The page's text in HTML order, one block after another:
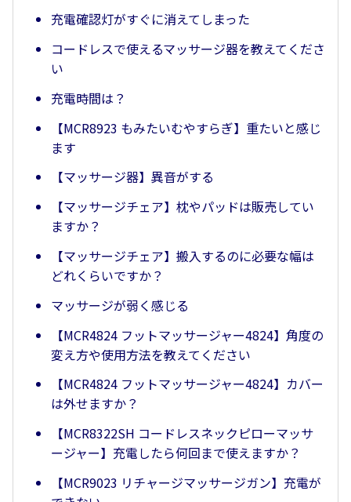
充電確認灯がすぐに消えてしまった
コードレスで使えるマッサージ器を教えてくださ
い
充電時間は？
【MCR8923 もみたいむやすらぎ】重たいと感じ
ます
【マッサージ器】異音がする
【マッサージチェア】枕やパッドは販売してい
ますか？
【マッサージチェア】搬入するのに必要な幅は
どれくらいですか？
マッサージが弱く感じる
【MCR4824 フットマッサージャー4824】角度の
変え方や使用方法を教えてください
【MCR4824 フットマッサージャー4824】カバー
は外せますか？
【MCR8322SH コードレスネックピローマッサ
ージャー】充電したら何回まで使えますか？
【MCR9023 リチャージマッサージガン】充電が